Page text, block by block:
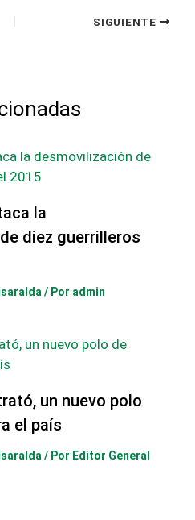
SIGUIENTE
la
diez guerrilleros
/ Por admin
un nuevo polo
el país
/ Por Editor General